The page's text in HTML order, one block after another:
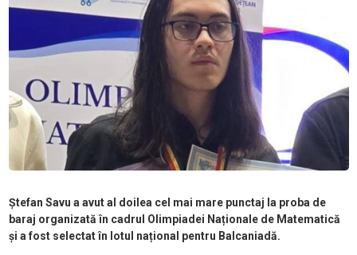
Ștefan Savu a avut al doilea cel mai mare punctaj la proba de
baraj organizată în cadrul Olimpiadei Naționale de Matematică
și a fost selectat în lotul național pentru Balcaniadă.